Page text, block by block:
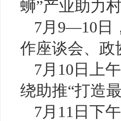
蛳”产业助力
7月9—10日
作座谈会、政
7月10日上
绕助推“打造
7月11日下